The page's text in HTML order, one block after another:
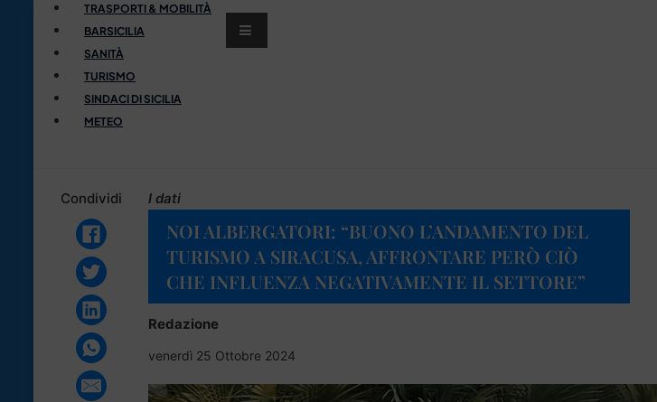
TRASPORTI & MOBILITÀ
BARSICILIA
SANITÀ
TURISMO
SINDACI DI SICILIA
METEO
Condividi I dati
NOI ALBERGATORI: “BUONO L’ANDAMENTO DEL
TURISMO A SIRACUSA, AFFRONTARE PERÒ CIÒ
CHE INFLUENZA NEGATIVAMENTE IL SETTORE”
Redazione
venerdì 25 Ottobre 2024